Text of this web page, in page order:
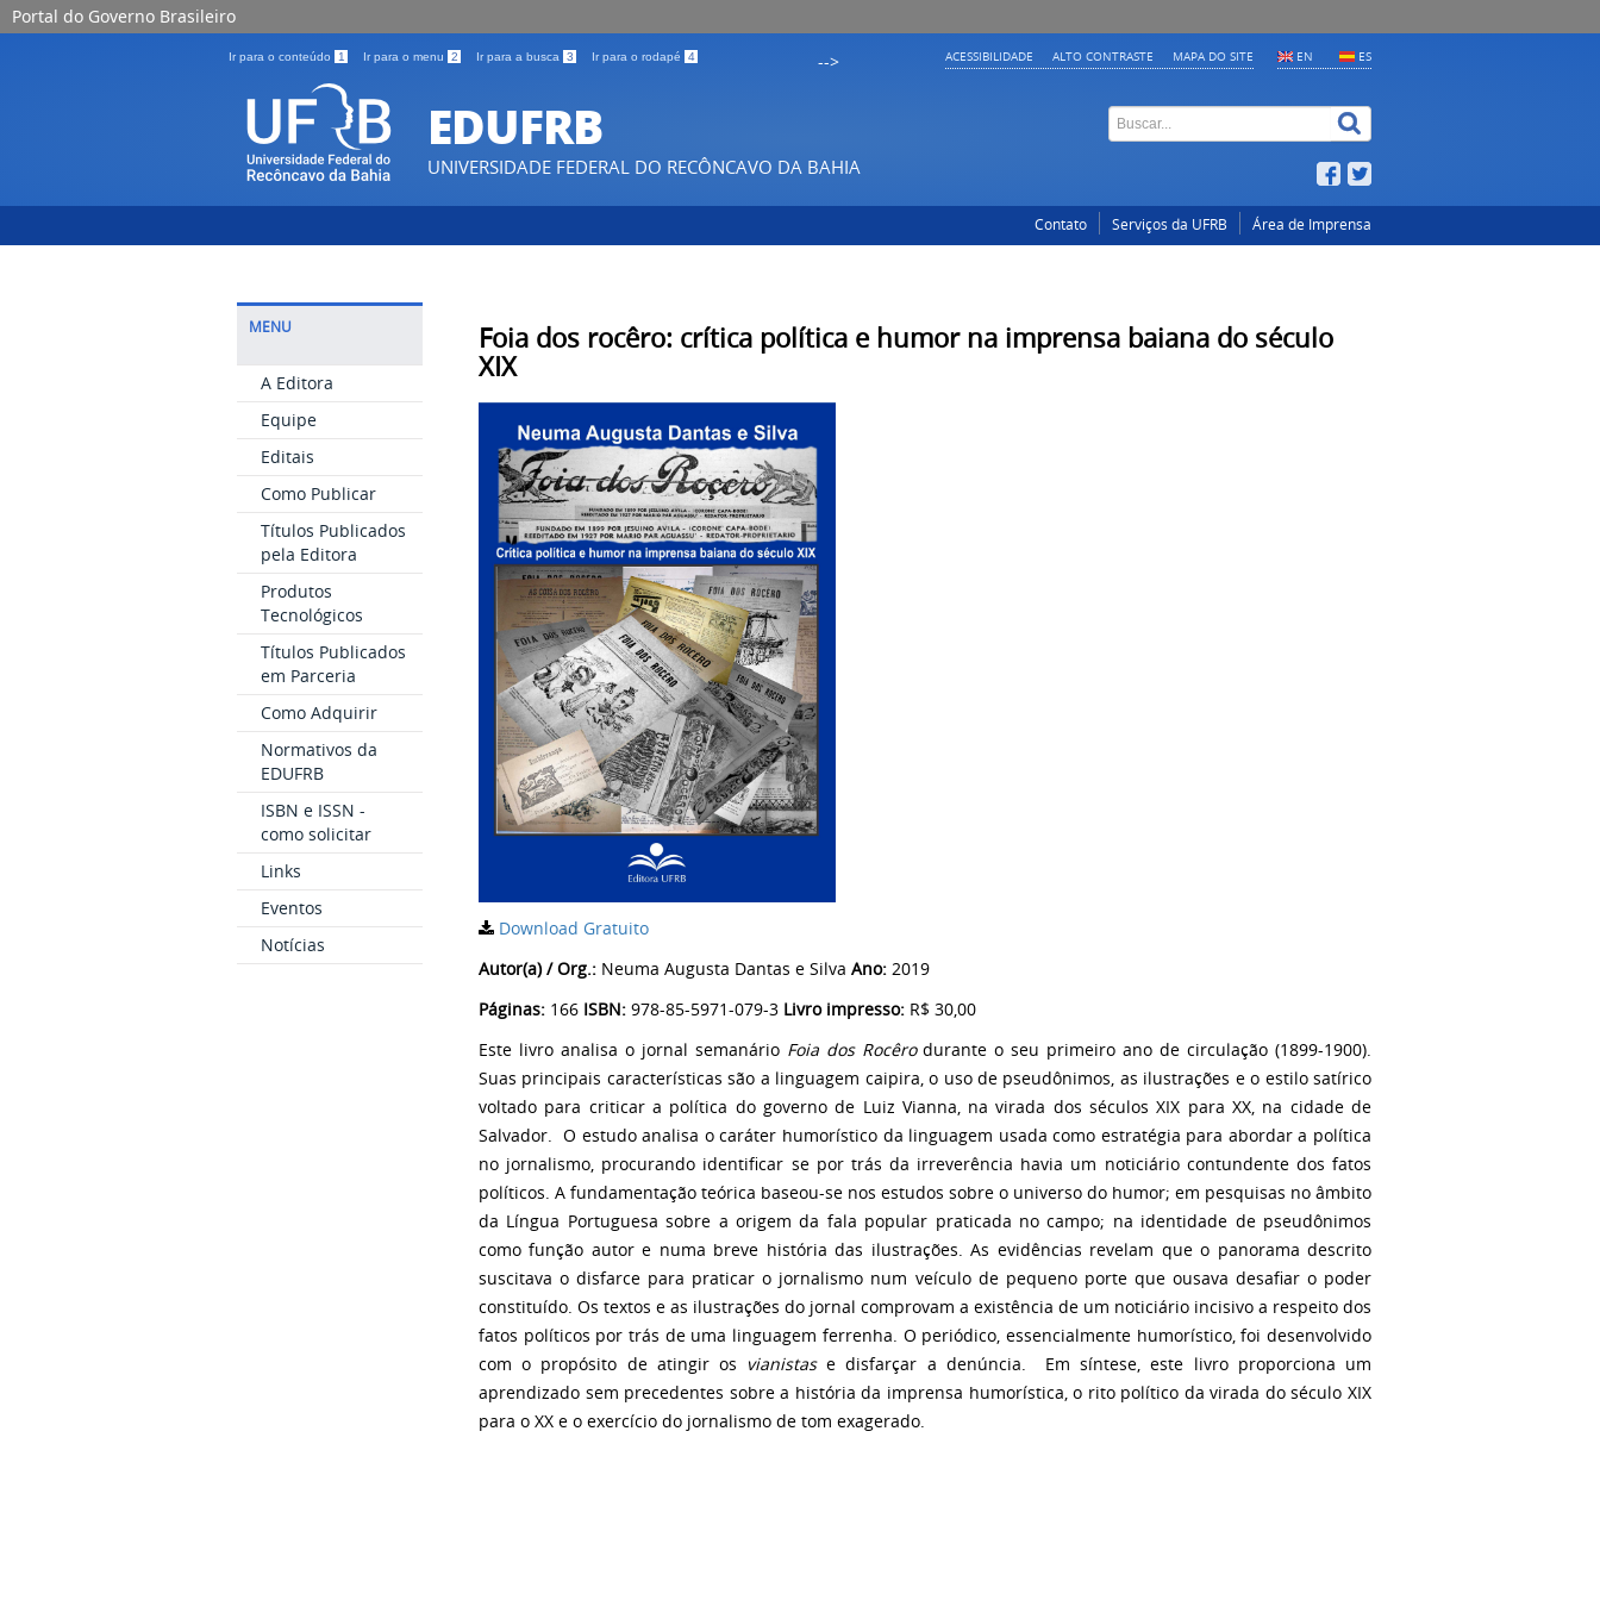
Portal do Governo Brasileiro
Ir para o conteúdo 1 Ir para o menu 2 Ir para a busca 3 Ir para o rodapé 4 EN ES
--> ACESSIBILIDADE ALTO CONTRASTE MAPA DO SITE
EDUFRB
UNIVERSIDADE FEDERAL DO RECÔNCAVO DA BAHIA
Contato Serviços da UFRB Área de Imprensa
MENU
A Editora
Equipe
Editais
Como Publicar
Títulos Publicados
pela Editora
Produtos
Tecnológicos
Títulos Publicados
em Parceria
Como Adquirir
Normativos da
EDUFRB
ISBN e ISSN -
como solicitar
Links
Eventos
Notícias
Foia dos rocêro: crítica política e humor na imprensa baiana do século
XIX
Download Gratuito
Autor(a) / Org.: Neuma Augusta Dantas e Silva Ano: 2019
Páginas: 166 ISBN: 978-85-5971-079-3 Livro impresso: R$ 30,00
Este livro analisa o jornal semanário Foia dos Rocêrodurante o seu primeiro ano de circulação (1899-1900).
Suas principais características são a linguagem caipira, o uso de pseudônimos, as ilustrações e o estilo satírico
voltado para criticar a política do governo de Luiz Vianna, na virada dos séculos XIX para XX, na cidade de
Salvador. O estudo analisa o caráter humorístico da linguagem usada como estratégia para abordar a política
no jornalismo, procurando identificar se por trás da irreverência havia um noticiário contundente dos fatos
políticos. A fundamentação teórica baseou-se nos estudos sobre o universo do humor; em pesquisas no âmbito
da Língua Portuguesa sobre a origem da fala popular praticada no campo; na identidade de pseudônimos
como função autor e numa breve história das ilustrações. As evidências revelam que o panorama descrito
suscitava o disfarce para praticar o jornalismo num veículo de pequeno porte que ousava desafiar o poder
constituído. Os textos e as ilustrações do jornal comprovam a existência de um noticiário incisivo a respeito dos
fatos políticos por trás de uma linguagem ferrenha. O periódico, essencialmente humorístico, foi desenvolvido
com o propósito de atingir os vianistase disfarçar a denúncia. Em síntese, este livro proporciona um
aprendizado sem precedentes sobre a história da imprensa humorística, o rito político da virada do século XIX
para o XX e o exercício do jornalismo de tom exagerado.